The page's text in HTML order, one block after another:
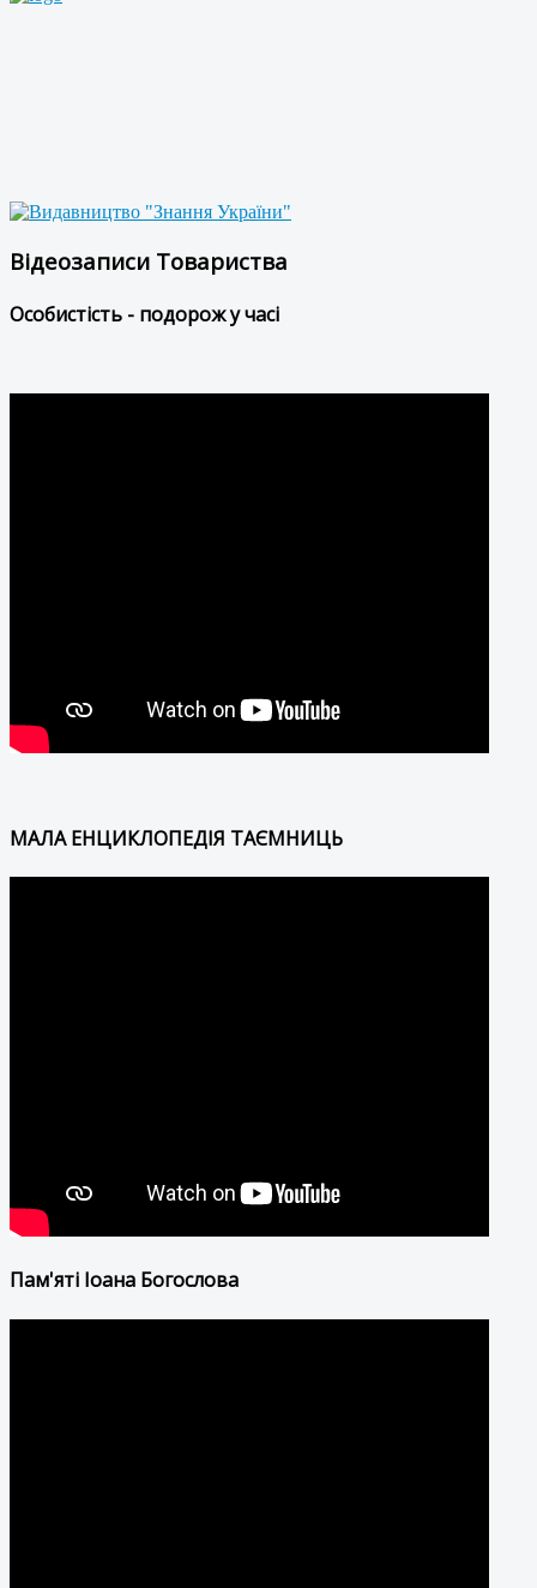
Відеозаписи Товариства
Особистість - подорож у часі
МАЛА ЕНЦИКЛОПЕДІЯ ТАЄМНИЦЬ
Пам'яті Іоана Богослова